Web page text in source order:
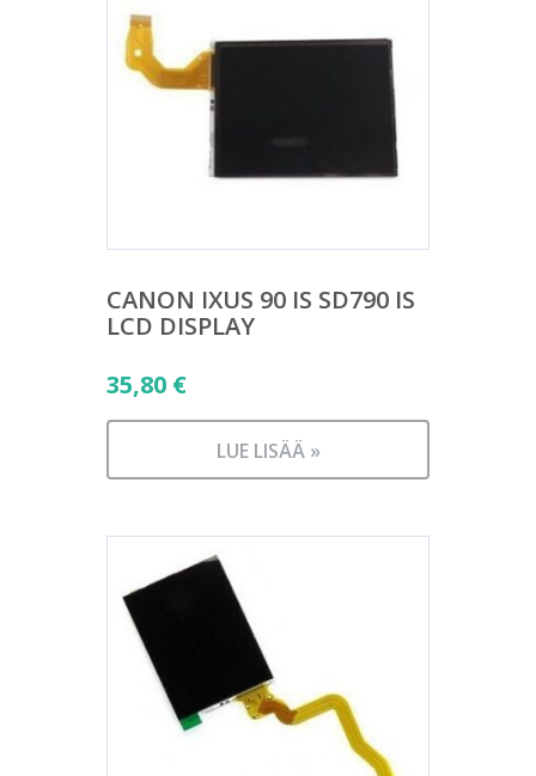
CANON IXUS 90 IS SD790 IS
LCD DISPLAY
35,80 €
LUE LISÄÄ »